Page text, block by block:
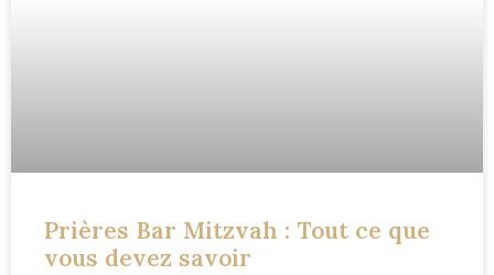
Prières Bar Mitzvah : Tout ce que
vous devez savoir